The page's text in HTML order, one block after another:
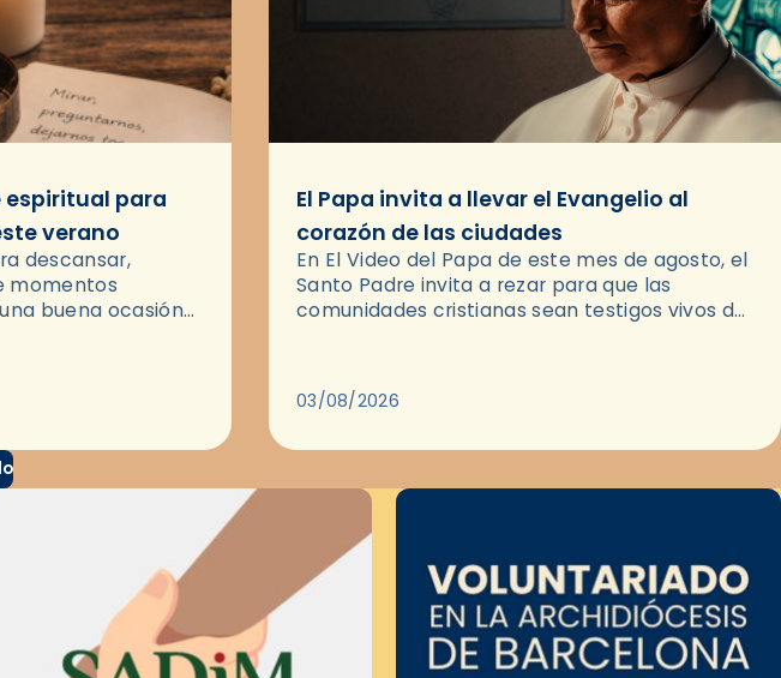
espiritual para
verano
descansar,
momentos
buena ocasión
El Papa invita a llevar el Evangelio al
corazón de las ciudades
En El Video del Papa de este mes de agosto, el
Santo Padre invita a rezar para que las
comunidades cristianas sean testigos vivos del
03/08/2026